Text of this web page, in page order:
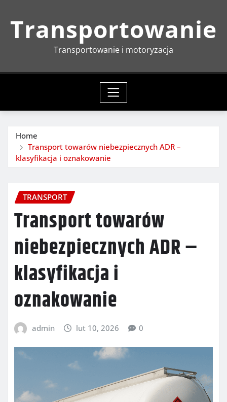
Transportowanie
Transportowanie i motoryzacja
Home
Transport towarów niebezpiecznych ADR –
klasyfikacja i oznakowanie
TRANSPORT
Transport towarów
niebezpiecznych ADR –
klasyfikacja i
oznakowanie
admin lut 10, 2026 0